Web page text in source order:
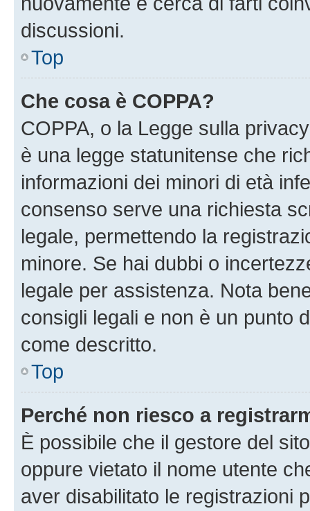
discussioni.
Top
Che cosa è COPPA?
COPPA, o la Legge sulla
è una legge statunitense che
informazioni dei minori di età
consenso serve una richiesta
legale, permettendo la
minore. Se hai dubbi o
legale per assistenza. Nota
consigli legali e non è un punto
come descritto.
Top
Perché non riesco a
È possibile che il gestore del
oppure vietato il nome utente
aver disabilitato le registrazioni